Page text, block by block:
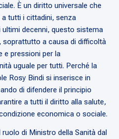
È un diritto universale che
tutti i cittadini, senza
decenni, questo sistema
a causa di difficoltà
e pressioni per la
uguale per tutti. Perché la
Rosy Bindi si inserisce in
di difendere il principio
a tutti il diritto alla salute,
economica o sociale.
di Ministro della Sanità dal